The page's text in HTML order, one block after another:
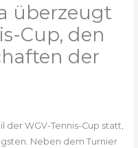
überzeugt
Cup, den
der
der WGV-Tennis-Cup statt,
Neben dem Turnier